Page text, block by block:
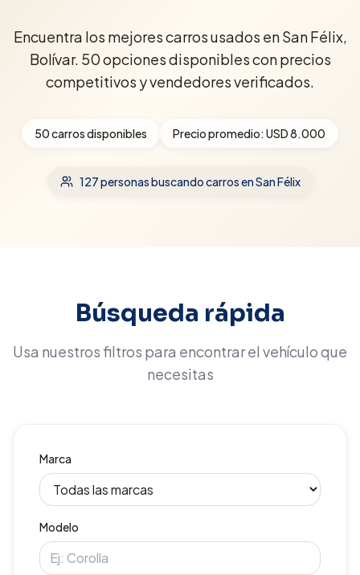
Encuentra los mejores carros usados en San Félix,
Bolívar. 50 opciones disponibles con precios
competitivos y vendedores verificados.
50carros disponibles Precio promedio: USD 8.000
127personas buscando carrosen San Félix
Búsqueda rápida
Usa nuestros filtros para encontrar el vehículo que
necesitas
Marca
Modelo